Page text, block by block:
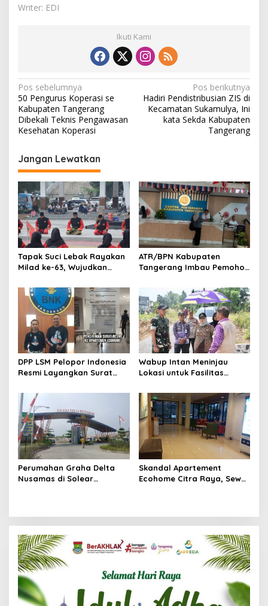
Writer: EDI
Ikuti Kami
N
a
v
i
g
a
s
i
p
o
s
Pos sebelumnya
50 Pengurus Koperasi se
Kabupaten Tangerang
Dibekali Teknis Pengawasan
Kesehatan Koperasi
Pos berikutnya
Hadiri Pendistribusian ZIS di
Kecamatan Sukamulya, Ini
kata Sekda Kabupaten
Tangerang
Jangan Lewatkan
Tapak Suci Lebak Rayakan
Milad ke-63, Wujudkan
Menuju Kancah Dunia
ATR/BPN Kabupaten
Tangerang Imbau Pemohon
Berkas Mandek
DPP LSM Pelopor Indonesia
Resmi Layangkan Surat
Management Ecohome dan
BNK
Wabup Intan Meninjau
Lokasi untuk Fasilitas
Tigaraksa
Perumahan Graha Delta
Nusamas di Solear
Skandal Apartement
Ecohome Citra Raya, Sewa